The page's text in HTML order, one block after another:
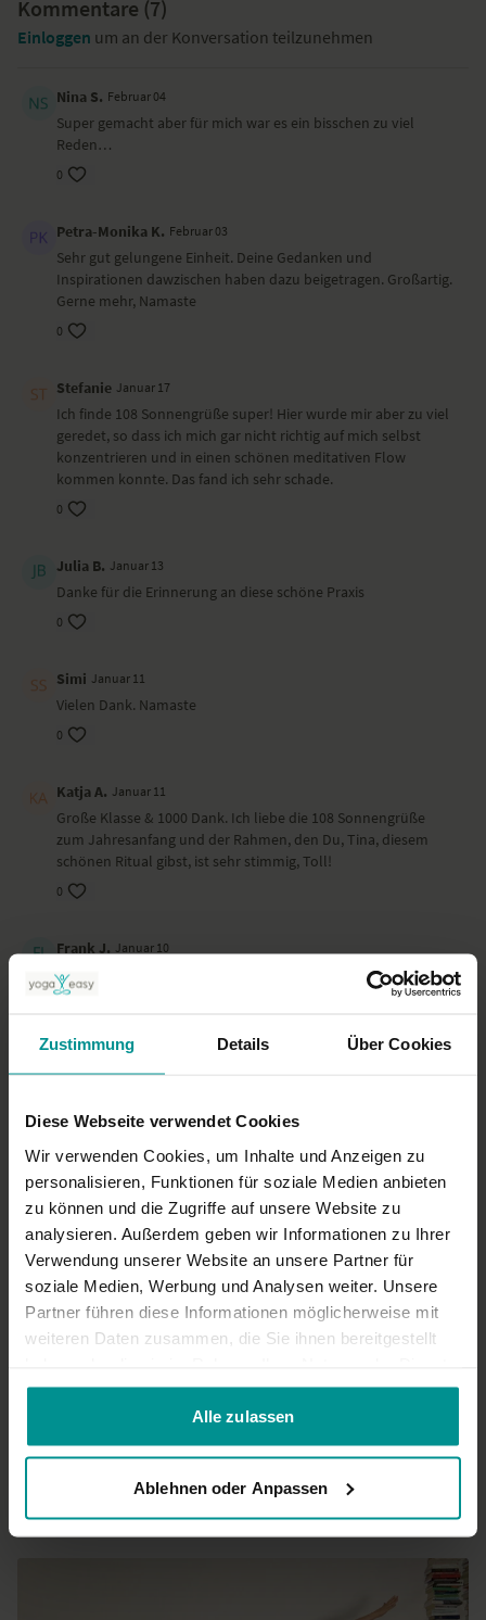
Zustimmung Details Über Cookies
Diese Webseite verwendet Cookies
Wir verwenden Cookies, um Inhalte und Anzeigen zu
personalisieren, Funktionen für soziale Medien anbieten
zu können und die Zugriffe auf unsere Website zu
analysieren. Außerdem geben wir Informationen zu Ihrer
Verwendung unserer Website an unsere Partner für
soziale Medien, Werbung und Analysen weiter. Unsere
Partner führen diese Informationen möglicherweise mit
weiteren Daten zusammen, die Sie ihnen bereitgestellt
gesammelt haben.
Alle zulassen
Ablehnen oder Anpassen
Es ist all unseren Lehrenden gewidmet:
"oṁ ajñāna-timirāndhasya, jñānāñjana-śalākayā, cakṣur unmīlitaṁ
yena, tasmai śrī-gurave namaḥ"
geboren, und mein spiritueller Meister hat mir mit der Fackel des
Wissens die Augen geöffnet. Ich bringe ihm meine respektvolle
Ehrerbietung entgegen."vancha-kalpatarubhyash cha, kripa-
sindhubhya eva cha, patitanam pavanebhyo, vaishnavebhyo namo
namaha"
des Herrn meine respektvolle Ehrerbietung entgegen. Sie sind wie
Wunschbäume und können die Wünsche eines jeden erfüllen, und sie
sind voller Mitgefühl für die gefallenen konditionierte Seelen."
Yoga-Übungen (Asanas)
Mantras
Sonnengrüße
Schneidsersitz
Shavasana
Wirkung und Vorteile der Yoga-Übungs-Sequenz
Ort und Ausstattung
Dieses Video ist eine Aufzeichnung einer unserer Live-Klassen, daher
ist es möglich, dass die Video- oder Tonqualität nicht der gewohnten
Kommentare (7)
Einloggen um an der Konversation teilzunehmen
Nina S. Februar 04
Super gemacht aber für mich war es ein bisschen zu viel
Reden…
0
Petra-Monika K. Februar 03
Sehr gut gelungene Einheit. Deine Gedanken und
Inspirationen dawzischen haben dazu beigetragen. Großartig.
Gerne mehr, Namaste
0
Stefanie Januar 17
Ich finde 108 Sonnengrüße super! Hier wurde mir aber zu viel
geredet, so dass ich mich gar nicht richtig auf mich selbst
konzentrieren und in einen schönen meditativen Flow
kommen konnte. Das fand ich sehr schade.
0
Julia B. Januar 13
Danke für die Erinnerung an diese schöne Praxis
0
Simi Januar 11
Vielen Dank. Namaste
0
Katja A. Januar 11
Große Klasse & 1000 Dank. Ich liebe die 108 Sonnengrüße
zum Jahresanfang und der Rahmen, den Du, Tina, diesem
schönen Ritual gibst, ist sehr stimmig, Toll!
0
Frank J. Januar 10
Die Idee der 108 Sonnengrüße finde ich gut. Mir war anfangs
die Einführung zu lang und machte den Eindruck eines
besonders auch dann, wenn gesagte wurde: Ich bin jetzt still.
0
Ähnliche Videos
Tina Scheid
08.01.24: 108 Sonnengrüße - LIVE